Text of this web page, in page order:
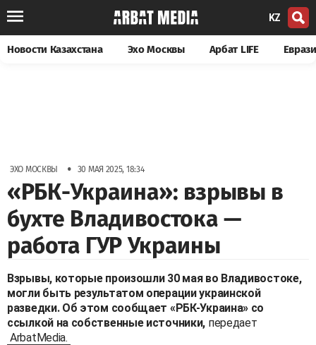
KZ
Новости Казахстана Эхо Москвы Арбат LIFE
ЭХО МОСКВЫ • 30 МАЯ 2025, 18:34
«РБК-Украина»: взрывы в
бухте Владивостока —
работа ГУР Украины
Взрывы, которые произошли 30 мая во Владивостоке,
могли быть результатом операции украинской
разведки. Об этом сообщает «РБК-Украина» со
ссылкой на собственные источники, передает
ArbatMedia.